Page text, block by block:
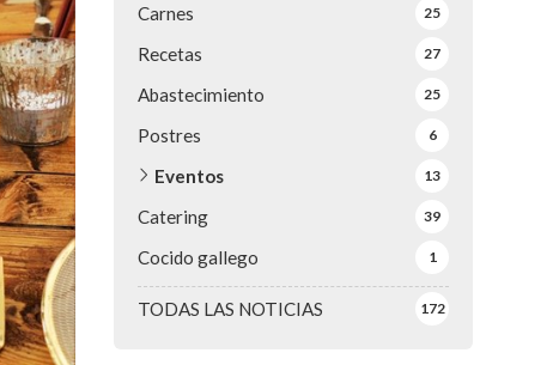
TODAS LAS NOTICIAS 172
Carnes 25
Recetas 27
Abastecimiento 25
Postres 6
Eventos 13
Catering 39
Cocido gallego 1